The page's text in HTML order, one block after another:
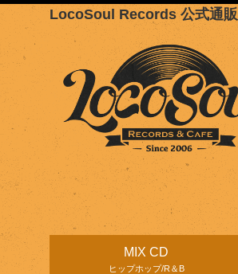
LocoSoul Records 公式通販
MIX CD
ヒップホップ/R＆B